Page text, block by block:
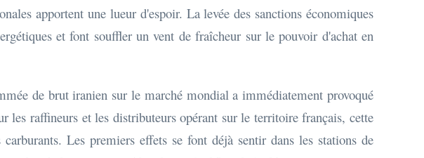
apportent une lueur d'espoir. La levée des sanctions économiques
et font souffler un vent de fraîcheur sur le pouvoir d'achat en
de brut iranien sur le marché mondial a immédiatement provoqué
les raffineurs et les distributeurs opérant sur le territoire français, cette
Les premiers effets se font déjà sentir dans les stations de